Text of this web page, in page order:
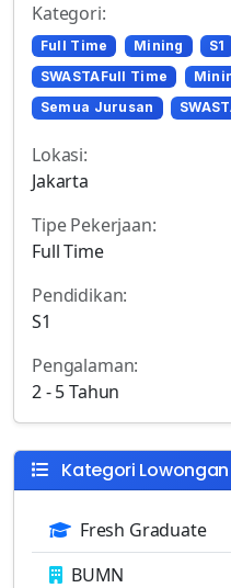
Kategori:
Full Time Mining S1
SWASTAFull Time
Semua Jurusan
Lokasi:
Jakarta
Tipe Pekerjaan:
Full Time
Pendidikan:
S1
Pengalaman:
2 - 5 Tahun
Kategori Lowongan
Fresh Graduate
BUMN